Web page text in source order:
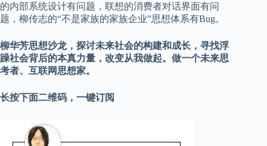
的内部系统设计有问题，联想的消费者对话界面有问
题，柳传志的“不是家族的家族企业”思想体系有Bug。
柳华芳思想沙龙，探讨未来社会的构建和成长，寻找浮
躁社会背后的本真力量，改变从我做起。做一个未来思
考者、互联网思想家。
长按下面二维码，一键订阅